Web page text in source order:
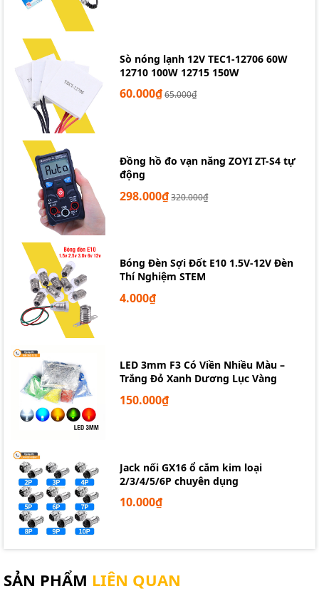
Sò nóng lạnh 12V TEC1-12706 60W
12710 100W 12715 150W
60.000₫65.000₫
Đồng hồ đo vạn năng ZOYI ZT-S4 tự
động
298.000₫320.000₫
Bóng Đèn Sợi Đốt E10 1.5V-12V Đèn
Thí Nghiệm STEM
4.000₫
LED 3mm F3 Có Viền Nhiều Màu –
Trắng Đỏ Xanh Dương Lục Vàng
150.000₫
Jack nối GX16 ổ cắm kim loại
2/3/4/5/6P chuyên dụng
10.000₫
SẢN PHẨM LIÊN QUAN